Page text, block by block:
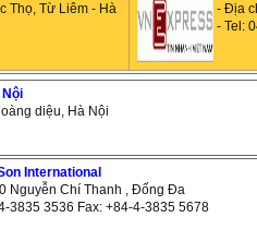
Thọ, Từ Liêm - Hà
- Địa
- Tel:
Nội
diệu, Hà Nội
International
Nguyễn Chí Thanh , Đống Đa
3835 3536 Fax: +84-4-3835 5678